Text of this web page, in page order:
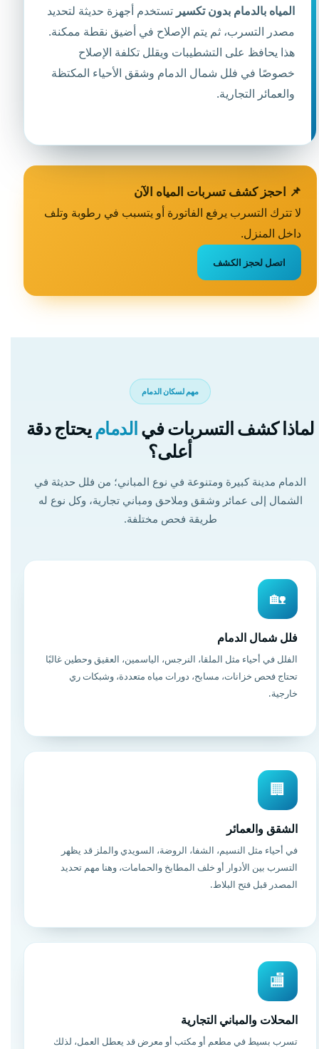
المياه بالدمام بدون تكسيرتستخدم أجهزة حديثة لتحديد
مصدر التسرب، ثم يتم الإصلاح في أضيق نقطة ممكنة.
هذا يحافظ على التشطيبات ويقلل تكلفة الإصلاح
خصوصًا في فلل شمال الدمام وشقق الأحياء المكتظة
والعمائر التجارية.
📌 احجز كشف تسربات المياه الآن
لا تترك التسرب يرفع الفاتورة أو يتسبب في رطوبة وتلف
داخل المنزل.
اتصل لحجز الكشف
مهم لسكان الدمام
لماذا كشف التسربات فيالدماميحتاج دقة
أعلى؟
الدمام مدينة كبيرة ومتنوعة في نوع المباني؛ من فلل حديثة في
الشمال إلى عمائر وشقق وملاحق ومباني تجارية، وكل نوع له
طريقة فحص مختلفة.
🏡
فلل شمال الدمام
الفلل في أحياء مثل الملقا، النرجس، الياسمين، العقيق وحطين غالبًا
تحتاج فحص خزانات، مسابح، دورات مياه متعددة، وشبكات ري
خارجية.
🏢
الشقق والعمائر
في أحياء مثل النسيم، الشفا، الروضة، السويدي والملز قد يظهر
التسرب بين الأدوار أو خلف المطابخ والحمامات، وهنا مهم تحديد
المصدر قبل فتح البلاط.
🏬
المحلات والمباني التجارية
تسرب بسيط في مطعم أو مكتب أو معرض قد يعطل العمل، لذلك